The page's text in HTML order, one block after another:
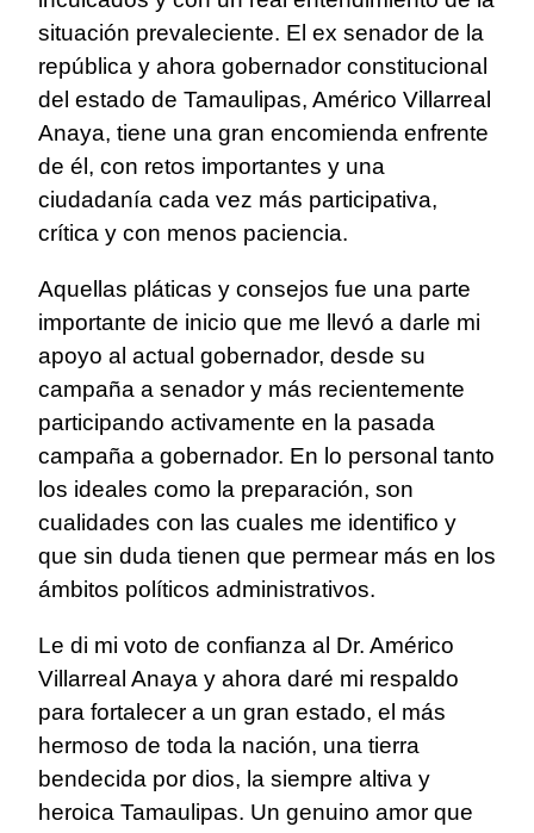
situación prevaleciente. El ex senador de la
república y ahora gobernador constitucional
del estado de Tamaulipas, Américo Villarreal
Anaya, tiene una gran encomienda enfrente
de él, con retos importantes y una
ciudadanía cada vez más participativa,
crítica y con menos paciencia.
Aquellas pláticas y consejos fue una parte
importante de inicio que me llevó a darle mi
apoyo al actual gobernador, desde su
campaña a senador y más recientemente
participando activamente en la pasada
campaña a gobernador. En lo personal tanto
los ideales como la preparación, son
cualidades con las cuales me identifico y
que sin duda tienen que permear más en los
ámbitos políticos administrativos.
Le di mi voto de confianza al Dr. Américo
Villarreal Anaya y ahora daré mi respaldo
para fortalecer a un gran estado, el más
hermoso de toda la nación, una tierra
bendecida por dios, la siempre altiva y
heroica Tamaulipas. Un genuino amor que